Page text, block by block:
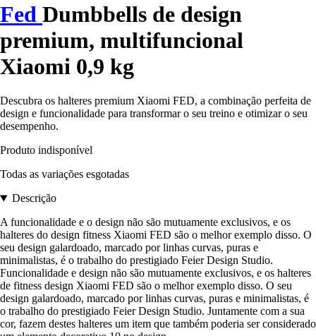
Fed Dumbbells de design
premium, multifuncional
Xiaomi 0,9 kg
Descubra os halteres premium Xiaomi FED, a combinação perfeita de
design e funcionalidade para transformar o seu treino e otimizar o seu
desempenho.
Produto indisponível
Todas as variações esgotadas
Descrição
A funcionalidade e o design não são mutuamente exclusivos, e os
halteres do design fitness Xiaomi FED são o melhor exemplo disso. O
seu design galardoado, marcado por linhas curvas, puras e
minimalistas, é o trabalho do prestigiado Feier Design Studio.
Funcionalidade e design não são mutuamente exclusivos, e os halteres
de fitness design Xiaomi FED são o melhor exemplo disso. O seu
design galardoado, marcado por linhas curvas, puras e minimalistas, é
o trabalho do prestigiado Feier Design Studio. Juntamente com a sua
cor, fazem destes halteres um item que também poderia ser considerado